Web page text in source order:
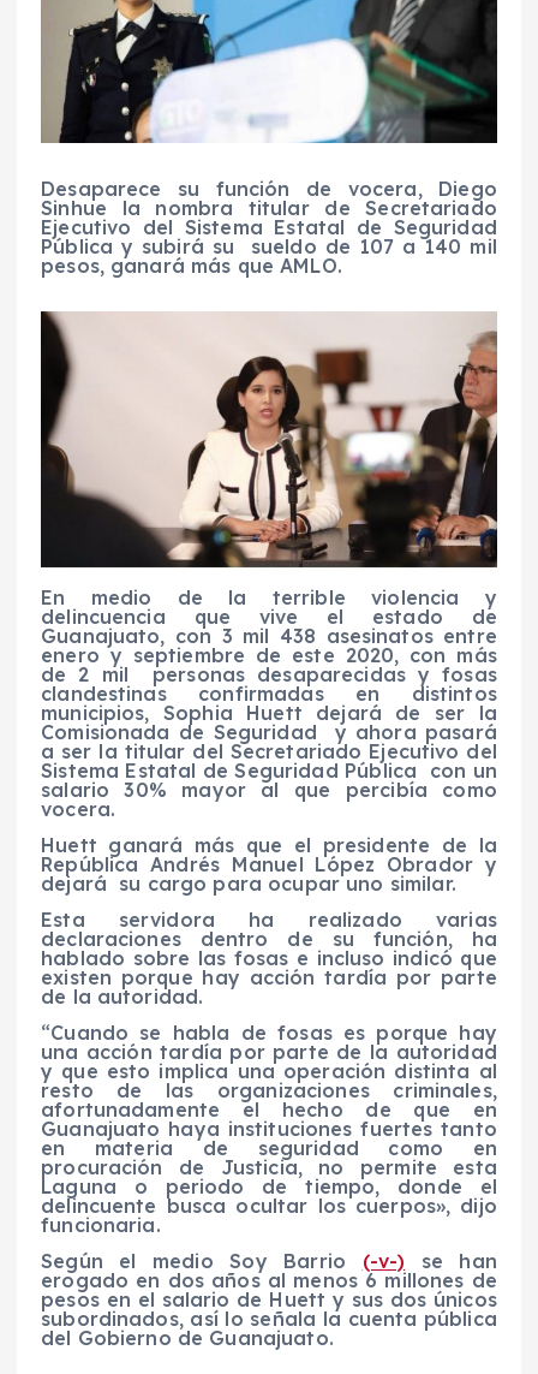
Desaparece su función de vocera, Diego
Sinhue la nombra titular de Secretariado
Ejecutivo del Sistema Estatal de Seguridad
Pública y subirá su sueldo de 107 a 140 mil
pesos, ganará más que AMLO.
En medio de la terrible violencia y
delincuencia que vive el estado de
Guanajuato, con 3 mil 438 asesinatos entre
enero y septiembre de este 2020, con más
de 2 mil personas desaparecidas y fosas
clandestinas confirmadas en distintos
municipios, Sophia Huett dejará de ser la
Comisionada de Seguridad y ahora pasará
a ser la titular del Secretariado Ejecutivo del
Sistema Estatal de Seguridad Pública con un
salario 30% mayor al que percibía como
vocera.
Huett ganará más que el presidente de la
República Andrés Manuel López Obrador y
dejará su cargo para ocupar uno similar.
Esta servidora ha realizado varias
declaraciones dentro de su función, ha
hablado sobre las fosas e incluso indicó que
existen porque hay acción tardía por parte
de la autoridad.
“Cuando se habla de fosas es porque hay
una acción tardía por parte de la autoridad
y que esto implica una operación distinta al
resto de las organizaciones criminales,
afortunadamente el hecho de que en
Guanajuato haya instituciones fuertes tanto
en materia de seguridad como en
procuración de Justicia, no permite esta
Laguna o periodo de tiempo, donde el
delincuente busca ocultar los cuerpos», dijo
funcionaria.
Según el medio Soy Barrio (-v-) se han
erogado en dos años al menos 6 millones de
pesos en el salario de Huett y sus dos únicos
subordinados, así lo señala la cuenta pública
del Gobierno de Guanajuato.